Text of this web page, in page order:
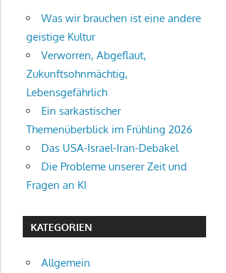
Was wir brauchen ist eine andere
geistige Kultur
Verworren, Abgeflaut,
Zukunftsohnmächtig,
Lebensgefährlich
Ein sarkastischer
Themenüberblick im Frühling 2026
Das USA-Israel-Iran-Debakel
Die Probleme unserer Zeit und
Fragen an KI
KATEGORIEN
Allgemein